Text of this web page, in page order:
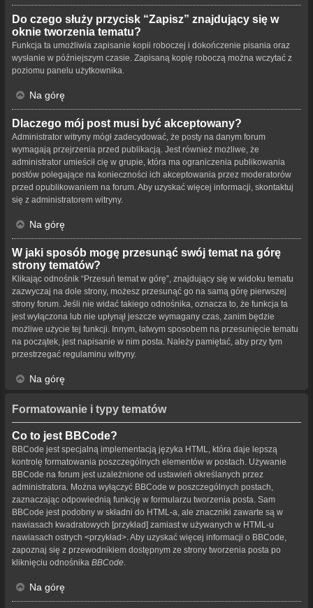
Do czego służy przycisk “Zapisz” znajdujący się w
oknie tworzenia tematu?
Funkcja ta umożliwia zapisanie kopii roboczej i dokończenie pisania oraz
wysłanie w późniejszym czasie. Zapisaną kopię roboczą można wczytać z
poziomu panelu użytkownika.
Na górę
Dlaczego mój post musi być akceptowany?
Administrator witryny mógł zadecydować, że posty na danym forum
wymagają przejrzenia przed publikacją. Jest również możliwe, że
administrator umieścił cię w grupie, która ma ograniczenia publikowania
postów polegające na konieczności ich akceptowania przez moderatorów
przed opublikowaniem na forum. Aby uzyskać więcej informacji, skontaktuj
się z administratorem witryny.
Na górę
W jaki sposób mogę przesunąć swój temat na górę
strony tematów?
Klikając odnośnik “Przesuń temat w górę”, znajdujący się w widoku tematu
zazwyczaj na dole strony, możesz przesunąć go na samą górę pierwszej
strony forum. Jeśli nie widać takiego odnośnika, oznacza to, że funkcja ta
jest wyłączona lub nie upłynął jeszcze wymagany czas, zanim będzie
możliwe użycie tej funkcji. Innym, łatwym sposobem na przesunięcie tematu
na początek, jest napisanie w nim posta. Należy pamiętać, aby przy tym
przestrzegać regulaminu witryny.
Na górę
Formatowanie i typy tematów
Co to jest BBCode?
BBCode jest specjalną implementacją języka HTML, która daje lepszą
kontrolę formatowania poszczególnych elementów w postach. Używanie
BBCode na forum jest uzależnione od ustawień określanych przez
administratora. Można wyłączyć BBCode w poszczególnych postach,
zaznaczając odpowiednią funkcję w formularzu tworzenia posta. Sam
BBCode jest podobny w składni do HTML-a, ale znaczniki zawarte są w
nawiasach kwadratowych [przykład] zamiast w używanych w HTML-u
nawiasach ostrych <przykład>. Aby uzyskać więcej informacji o BBCode,
zapoznaj się z przewodnikiem dostępnym ze strony tworzenia posta po
kliknięciu odnośnika BBCode
Na górę